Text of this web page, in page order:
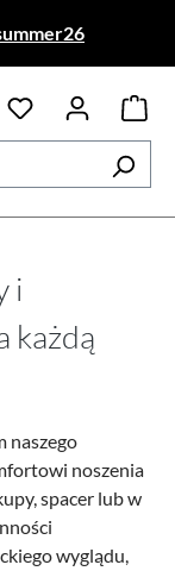
i
każdą
naszego
noszenia
spacer lub w
wyglądu,